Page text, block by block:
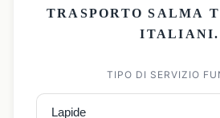
TRASPORTO SALMA
ITALIANI.
TIPO DI SERVIZIO